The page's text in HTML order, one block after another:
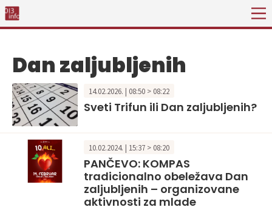
Dan zaljubljenih
14.02.2026. | 08:50 > 08:22
Sveti Trifun ili Dan zaljubljenih?
10.02.2024. | 15:37 > 08:20
PANČEVO: KOMPAS
tradicionalno obeležava Dan
zaljubljenih – organizovane
aktivnosti za mlade